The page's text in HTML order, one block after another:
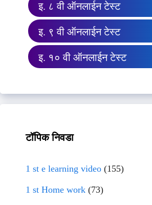
इ. ८ वी ऑनलाईन टेस्ट
इ. ९ वी ऑनलाईन टेस्ट
इ. १० वी ऑनलाईन टेस्ट
टॉपिक निवडा
1 st e learning video (155)
1 st Home work (73)